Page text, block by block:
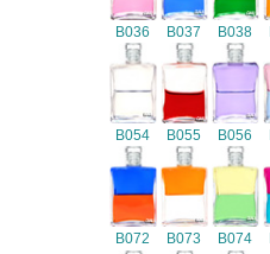
B036 B037 B038
B054 B055 B056
B072 B073 B074